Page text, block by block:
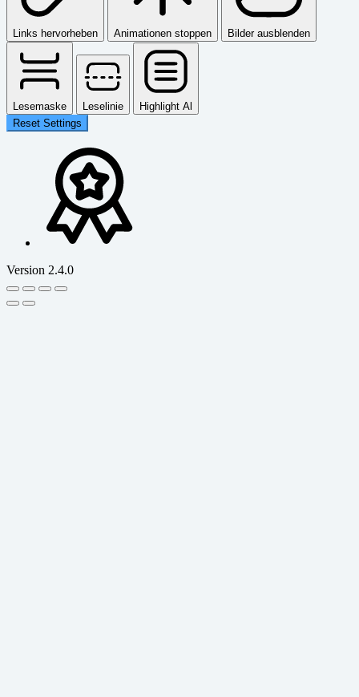
Links hervorheben Animationen stoppen Bilder ausblenden
Lesemaske Leselinie
Highlight Al
Reset Settings
Version 2.4.0